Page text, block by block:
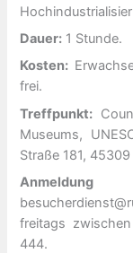
Dauer: 1 Stunde.
Kosten:
frei.
Treffpunkt:
Museums,
Straße 181,
freitags
444.